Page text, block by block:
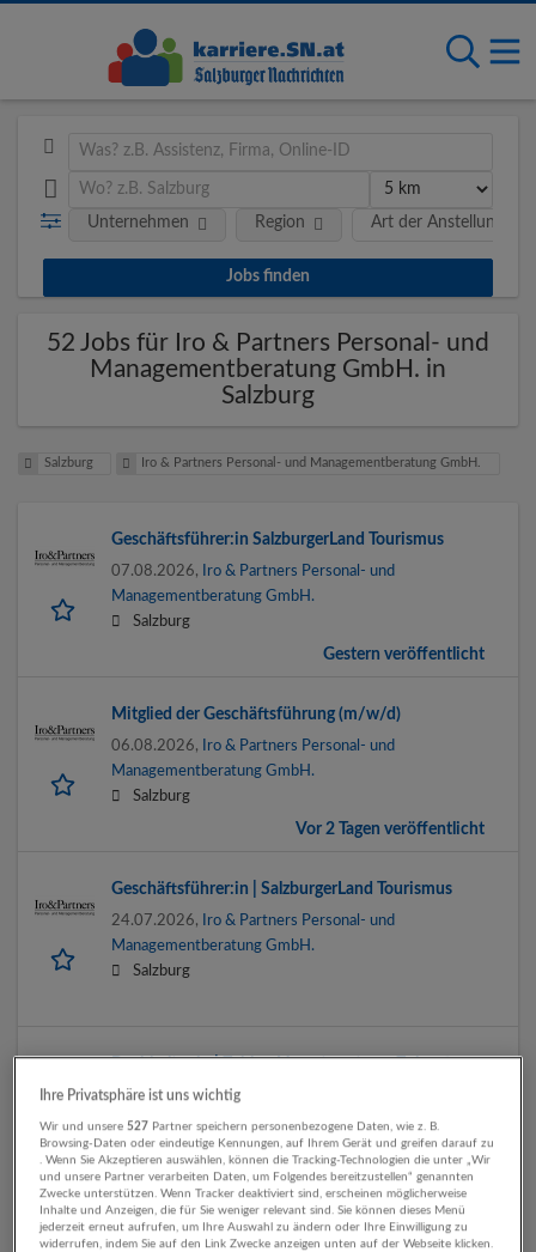
Art der Anstellung
Unternehmen Region
52 Jobs für Iro & Partners Personal- und
Managementberatung GmbH. in
Salzburg
Salzburg Iro & Partners Personal- und Managementberatung GmbH.
Geschäftsführer:in SalzburgerLand Tourismus
07.08.2026,
Iro & Partners Personal- und
Managementberatung GmbH.
Salzburg
Gestern veröffentlicht
Mitglied der Geschäftsführung (m/w/d)
06.08.2026,
Iro & Partners Personal- und
Managementberatung GmbH.
Salzburg
Vor 2 Tagen veröffentlicht
Geschäftsführer:in | SalzburgerLand Tourismus
24.07.2026,
Iro & Partners Personal- und
Managementberatung GmbH.
Salzburg
Buchhalter:in | Zahlen. Verantwortung. Zukunft.
14.07.2026,Iro & Partners Personal- und
Managementberatung GmbH.
Salzburg
Bilanzbuchhalter:in | Karriere mit Weitblick
Ihre Privatsphäre ist uns wichtig
Wir und unsere527 Partner speichern personenbezogene Daten, wie z. B.
Browsing-Daten oder eindeutige Kennungen, auf Ihrem Gerät und greifen darauf zu
. Wenn Sie Akzeptieren auswählen, können die Tracking-Technologien die unter „Wir
und unsere Partner verarbeiten Daten, um Folgendes bereitzustellen“ genannten
Zwecke unterstützen. Wenn Tracker deaktiviert sind, erscheinen möglicherweise
Inhalte und Anzeigen, die für Sie weniger relevant sind. Sie können dieses Menü
jederzeit erneut aufrufen, um Ihre Auswahl zu ändern oder Ihre Einwilligung zu
widerrufen, indem Sie auf den Link Zwecke anzeigen unten auf der Webseite klicken.